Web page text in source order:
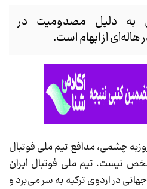
به دلیل مصدومیت‌ در
از ابهام است.
چشمی، مدافع تیم ملی فوتبال
نیست. تیم ملی فوتبال ایران
در اردوی ترکیه به سر می‌برد و